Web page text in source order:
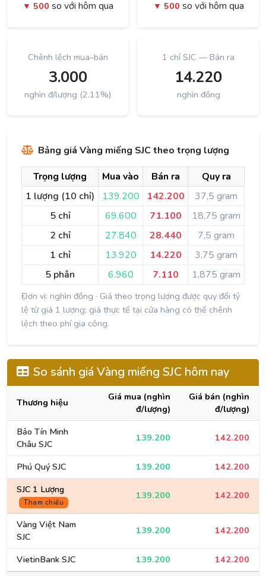
▼ 500 so với hôm qua
▼ 500 so với hôm qua
Chênh lệch mua–bán
3.000
nghìn đ/lượng (2.11%)
1 chỉ SJC — Bán ra
14.220
nghìn đồng
Bảng giá Vàng miếng SJC theo trọng lượng
Trọng lượng
Mua vào Bán ra
Quy ra
1 lượng (10 chỉ)
139.200 142.200
37,5 gram
5 chỉ
69.600 71.100
18,75 gram
2 chỉ
27.840 28.440
7,5 gram
1 chỉ
13.920 14.220
3,75 gram
5 phân
6.960 7.110 1,875 gram
Đơn vị: nghìn đồng · Giá theo trọng lượng được quy đổi tỷ
lệ từ giá 1 lượng; giá thực tế tại cửa hàng có thể chênh
lệch theo phí gia công.
So sánh giá Vàng miếng SJC hôm nay
Thương hiệu
Giá mua (nghìn
đ/lượng)
Giá bán (nghìn
đ/lượng)
Bảo Tín Minh
Châu SJC
139.200 142.200
Phú Quý SJC 139.200
142.200
SJC 1 Lượng
Tham chiếu
139.200 142.200
Vàng Việt Nam
SJC
139.200 142.200
VietinBank SJC 139.200
142.200